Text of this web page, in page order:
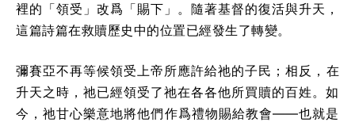
裡的「領受」改爲「賜下」。隨著基督的復活與升天，
這篇詩篇在救贖歷史中的位置已經發生了轉變。
彌賽亞不再等候領受上帝所應許給祂的子民；相反，在
升天之時，祂已經領受了祂在各各他所買贖的百姓。如
今，祂甘心樂意地將他們作爲禮物賜給教會——也就是